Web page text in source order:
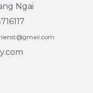
Ngai